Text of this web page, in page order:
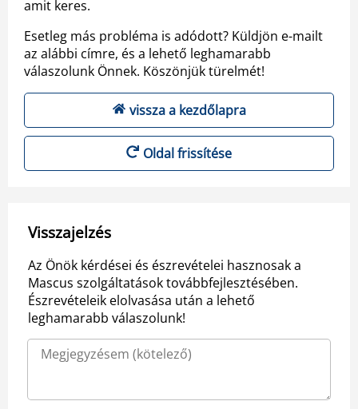
amit keres.
Esetleg más probléma is adódott? Küldjön e-mailt
az alábbi címre, és a lehető leghamarabb
válaszolunk Önnek. Köszönjük türelmét!
vissza a kezdőlapra
Oldal frissítése
Visszajelzés
Az Önök kérdései és észrevételei hasznosak a
Mascus szolgáltatások továbbfejlesztésében.
Észrevételeik elolvasása után a lehető
leghamarabb válaszolunk!